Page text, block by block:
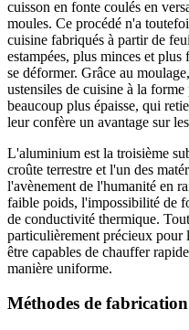
cuisson en fonte coulés en
moules. Ce procédé n'a
cuisine fabriqués à partir de
estampées, plus minces et
se déformer. Grâce au
ustensiles de cuisine à la
beaucoup plus épaisse, qui
leur confère un avantage sur
L'aluminium est la troisième
croûte terrestre et l'un des
l'avènement de l'humanité en
faible poids, l'impossibilité de
de conductivité thermique.
particulièrement précieux pour
être capables de chauffer
manière uniforme.
Méthodes de fabrication